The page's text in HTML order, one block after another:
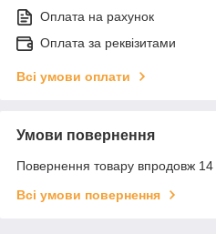
Оплата на рахунок
Оплата за реквізитами
Всі умови оплати
Умови повернення
Повернення товару впродовж 14
Всі умови повернення